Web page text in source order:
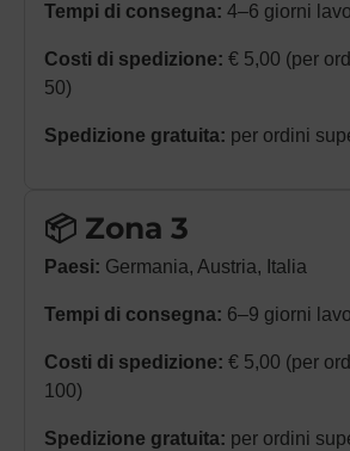
Tempi di consegna: 4–6 giorni
Costi di spedizione: € 5,00 (per
50)
Spedizione gratuita: per ordini
📦 Zona 3
Paesi: Germania, Austria, Italia
Tempi di consegna: 6–9 giorni
Costi di spedizione: € 5,00 (per
100)
Spedizione gratuita: per ordini